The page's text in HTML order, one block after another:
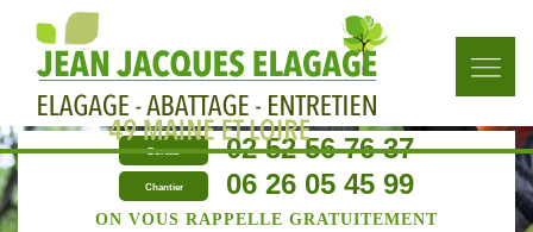
Bureau 02 52 56 76 37
Chantier 06 26 05 45 99
ON VOUS RAPPELLE GRATUITEMENT